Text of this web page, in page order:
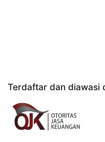
Terdaftar dan diawasi